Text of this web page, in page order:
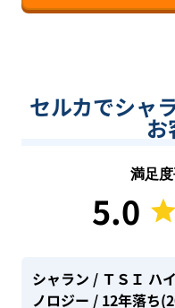
セルカでシャ
お
満足
5.0
シャラン / ＴＳＩ ハ
ノロジー / 12年落ち